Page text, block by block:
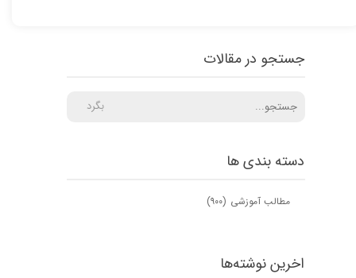
دسته بندی ها
مطالب آموزشی (۹۰۰)
جستجو در مقالات
بگرد
اخرین نوشته‌ها